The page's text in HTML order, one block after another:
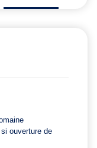
ouverture de